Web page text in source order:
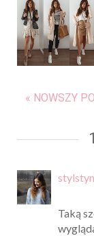
« NOWSZY
Taką